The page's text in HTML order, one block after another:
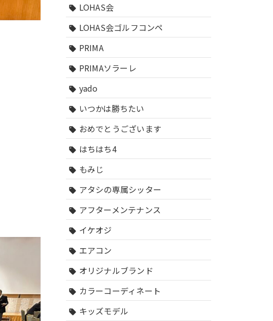
sell LOHAS会
sell LOHAS会ゴルフコンペ
sell PRIMA
sell PRIMAソラーレ
sell yado
sell いつかは勝ちたい
sell おめでとうございます
sell はちはち4
sell もみじ
sell アタシの専属シッター
sell アフターメンテナンス
sell イケオジ
sell エアコン
sell オリジナルブランド
sell カラーコーディネート
sell キッズモデル